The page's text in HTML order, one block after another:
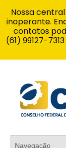
Nossa
inoperante.
contatos
(61) 99127-